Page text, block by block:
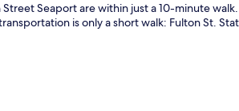
Seaport are within just a 10-minute
is only a short walk: Fulton St.